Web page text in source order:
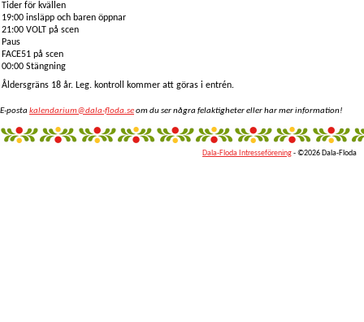
Tider för kvällen
19:00 insläpp och baren öppnar
21:00 VOLT på scen
Paus
FACE51 på scen
00:00 Stängning
Åldersgräns 18 år. Leg. kontroll kommer att göras i entrén.
E-postakalendarium@dala-floda.seom du ser några felaktigheter eller har mer information!
Dala-Floda Intresseförening- ©2026 Dala-Floda